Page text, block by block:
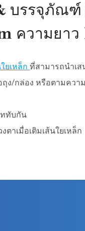
บรรจุภัณฑ์
ความยา
ใยเหล็กที่สามารถนำเ
ง/กล่อง หรือตามควา
ททับกัน
าเมื่อเติมเส้นใยเหล็ก